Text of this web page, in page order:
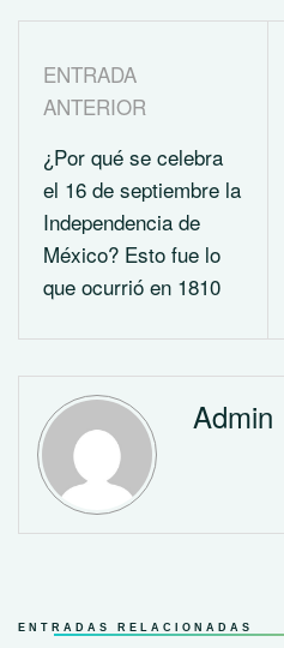
ENTRADA
ANTERIOR
¿Por qué se celebra
el 16 de septiembre la
Independencia de
México? Esto fue lo
que ocurrió en 1810
Admin
ENTRADAS RELACIONADAS